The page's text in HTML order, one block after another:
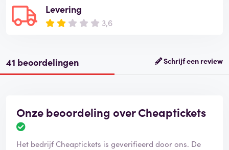
Levering
3,6
41 beoordelingen Schrijf een review
Onze beoordeling over Cheaptickets
Het bedrijf Cheaptickets is geverifieerd door ons. De